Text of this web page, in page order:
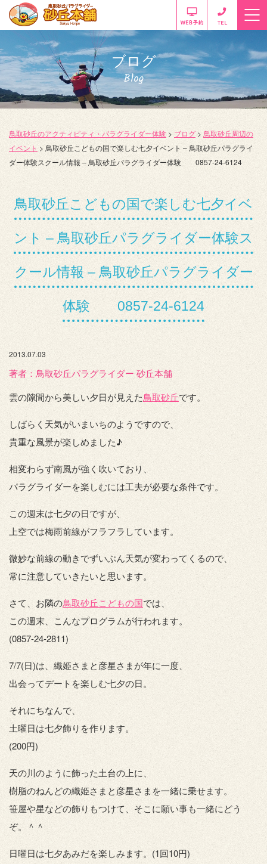
ブログ
Blog
鳥取砂丘のアクティビティ・パラグライダー体験 > ブログ > 鳥取砂丘周辺の
イベント > 鳥取砂丘こどもの国で楽しむ七夕イベント – 鳥取砂丘パラグライ
ダー体験スクール情報 – 鳥取砂丘パラグライダー体験 0857-24-6124
鳥取砂丘こどもの国で楽しむ七夕イベ
ント – 鳥取砂丘パラグライダー体験ス
クール情報 – 鳥取砂丘パラグライダー
体験 0857-24-6124
2013.07.03
著者：️鳥取砂丘パラグライダー 砂丘本舗
雲の隙間から美しい夕日が見えた鳥取砂丘です。
しばらく天気がいまいちのようですので、
貴重な風景が楽しめました♪
相変わらず南風が強く吹いており、
パラグライダーを楽しむには工夫が必要な条件です。
この週末は七夕の日ですが、
上空では梅雨前線がフラフラしています。
微妙な前線の動きでずいぶん天気が変わってくるので、
常に注意していきたいと思います。
さて、お隣の鳥取砂丘こどもの国では、
この週末、こんなプログラムが行われます。
(0857-24-2811)
7/7(日)は、織姫さまと彦星さまが年に一度、
出会ってデートを楽しむ七夕の日。
それにちなんで、
土曜日は七夕飾りを作ります。
(200円)
天の川のように飾った土台の上に、
樹脂のねんどの織姫さまと彦星さまを一緒に乗せます。
笹屋や星などの飾りもつけて、そこに願い事も一緒にどう
ぞ。＾＾
日曜日は七夕あみだを楽しみます。(1回10円)